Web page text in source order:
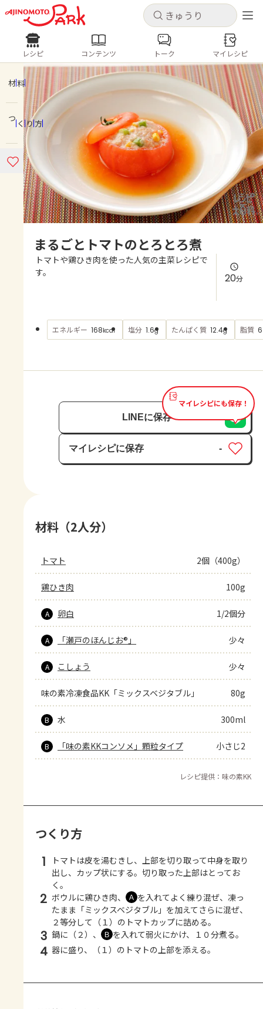
キャンセル
ログインするとレシピを保存できます
ログイン 新規登録
ホーム
コンテンツ
レシピ
トーク
よくあるお問い合わせ
AJINOMOTO PARK とは
キャンセル
レシピ コンテンツ
人気の食材・レシピ
きゅうり なす トマト
とうもろこし
ピーマン
みょうが ゴーヤ
レシピ コンテンツ トーク マイレシピ
材料
つくり方
まるごとトマトのとろとろ煮
トマトや鶏ひき肉を使った人気の主菜レシピで
す。
20分
エネルギー 168kcal 塩分 1.6g たんぱく質 12.4g 脂質
マイレシピにも保存！
LINEに保存
マイレシピに保存
保存済み
-
材料（2人分）
トマト 2個（400g）
鶏ひき肉 100g
A 卵白 1/2個分
A 「瀬戸のほんじお®」 少々
A こしょう 少々
味の素冷凍食品KK「ミックスベジタブル」 80g
B 水 300ml
B 「味の素KKコンソメ」顆粒タイプ 小さじ2
レシピ提供：味の素KK
つくり方
1
トマトは皮を湯むきし、上部を切り取って中身を取り
出し、カップ状にする。切り取った上部はとってお
く。
2 ボウルに鶏ひき肉、 Ａ を入れてよく練り混ぜ、凍っ
たまま「ミックスベジタブル」を加えてさらに混ぜ、
２等分して（１）のトマトカップに詰める。
3 鍋に（２）、 Ｂ を入れて弱火にかけ、１０分煮る。
4 器に盛り、（１）のトマトの上部を添える。